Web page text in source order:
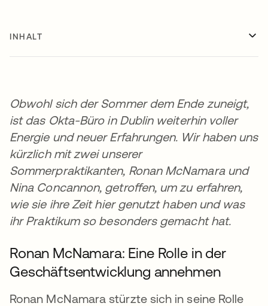
INHALT
Obwohl sich der Sommer dem Ende zuneigt,
ist das Okta-Büro in Dublin weiterhin voller
Energie und neuer Erfahrungen. Wir haben uns
kürzlich mit zwei unserer
Sommerpraktikanten, Ronan McNamara und
Nina Concannon, getroffen, um zu erfahren,
wie sie ihre Zeit hier genutzt haben und was
ihr Praktikum so besonders gemacht hat.
Ronan McNamara: Eine Rolle in der
Geschäftsentwicklung annehmen
Ronan McNamara stürzte sich in seine Rolle